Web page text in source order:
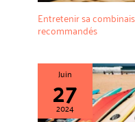
Entretenir sa
recommandés
Juin
27
2024